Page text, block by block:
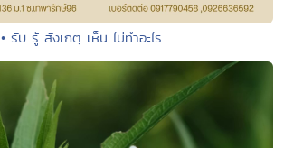
• รับ รู้ สังเกตุ เห็น ไม่ทำอะไร